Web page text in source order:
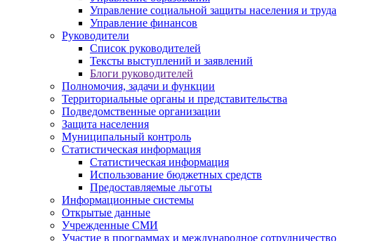
Управление социальной защиты населения и труда
Управление финансов
Руководители
Список руководителей
Тексты выступлений и заявлений
Блоги руководителей
Полномочия, задачи и функции
Территориальные органы и представительства
Подведомственные организации
Защита населения
Муниципальный контроль
Статистическая информация
Статистическая информация
Использование бюджетных средств
Предоставляемые льготы
Информационные системы
Открытые данные
Учрежденные СМИ
Участие в программах и международное сотрудничество